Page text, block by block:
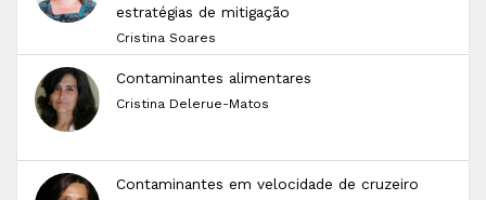
estratégias de mitigação
Cristina Soares
Contaminantes alimentares
Cristina Delerue-Matos
Contaminantes em velocidade de cruzeiro